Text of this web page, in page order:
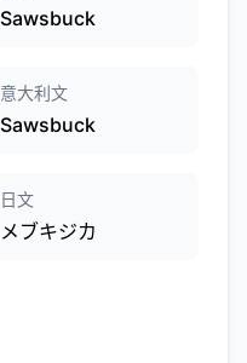
Sawsbuck
意大利文
Sawsbuck
日文
メブキジカ